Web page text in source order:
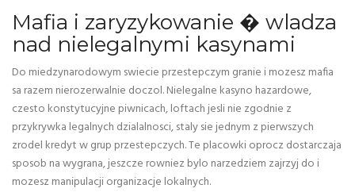
Mafia i zaryzykowanie � wladza
nad nielegalnymi kasynami
Do miedzynarodowym swiecie przestepczym granie i mozesz mafia
sa razem nierozerwalnie doczol. Nielegalne kasyno hazardowe,
czesto konstytucyjne piwnicach, loftach jesli nie zgodnie z
przykrywka legalnych dzialalnosci, staly sie jednym z pierwszych
zrodel kredyt w grup przestepczych. Te placowki oprocz dostarczaja
sposob na wygrana, jeszcze rowniez bylo narzedziem zajrzyj do i
mozesz manipulacji organizacje lokalnych.